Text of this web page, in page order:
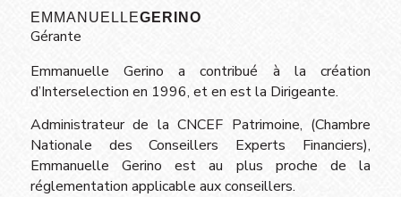
EMMANUELLEGERINO
Gérante
Emmanuelle Gerino a contribué à la création
d’Interselection en 1996, et en est la Dirigeante.
Administrateur de la CNCEF Patrimoine, (Chambre
Nationale des Conseillers Experts Financiers),
Emmanuelle Gerino est au plus proche de la
réglementation applicable aux conseillers.